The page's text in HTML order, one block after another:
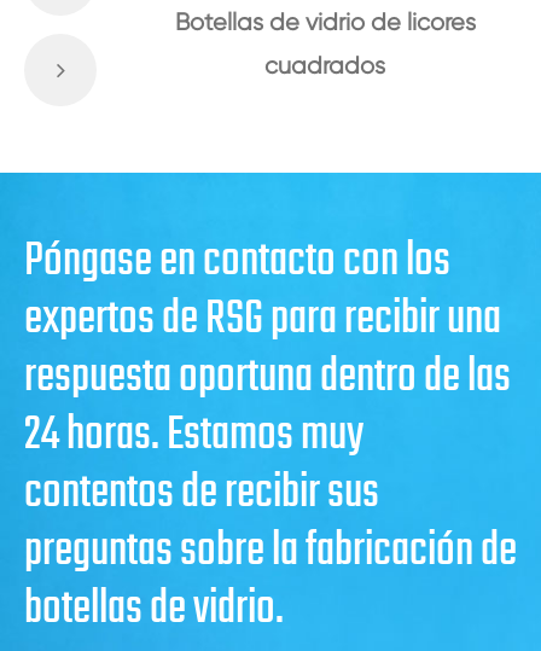
Botellas de vidrio de licores
cuadrados
Póngase en contacto con los
expertos de RSG para recibir una
respuesta oportuna dentro de las
24 horas. Estamos muy
contentos de recibir sus
preguntas sobre la fabricación de
botellas de vidrio.